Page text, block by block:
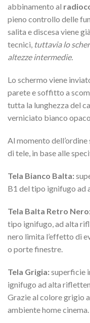
abbinamento al
pieno controllo delle
salita e discesa viene
tecnici, tuttavia lo
altezze intermedie.
Lo schermo viene
parete e soffitto a
tutta la lunghezza del
verniciato bianco opaco.
Al momento
di tele, in base alle
Tela Bianco Balta:
B1 del tipo ignifugo ad
Tela Balta Retro
tipo ignifugo, ad alta
nero limita l’effetto di
o porte finestre.
Tela Grigia:superficie
ignifugo ad alta
Grazie al colore grigio
ambiente home cinema.